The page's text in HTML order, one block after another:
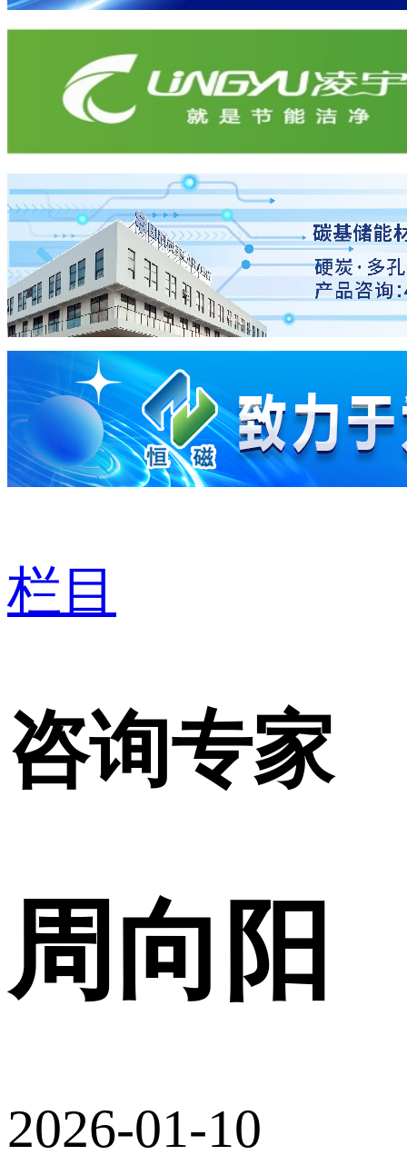
栏目
咨询专家
周向阳
2026-01-10